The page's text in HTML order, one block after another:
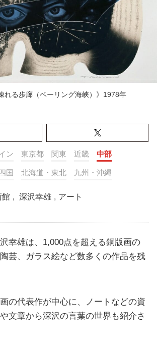
れる歩廊（ベーリング海峡）》1978年
ン 東京都 関東 近畿 中部
国 北海道・東北 九州・沖縄
館 , 深沢幸雄 , アート
幸雄は、1,000点を超える銅版画の
芸、ガラス絵など数多くの作品を残
の代表作が中心に、ノートなどの資
文章から深沢の言葉の世界も紹介さ